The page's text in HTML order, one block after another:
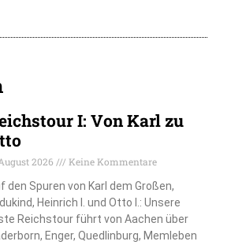
I: Von Karl zu
2026
Keine Kommentare
den Spuren von Karl dem Großen,
Heinrich I. und Otto I.: Unsere
Reichstour führt von Aachen über
Enger, Quedlinburg, Memleben